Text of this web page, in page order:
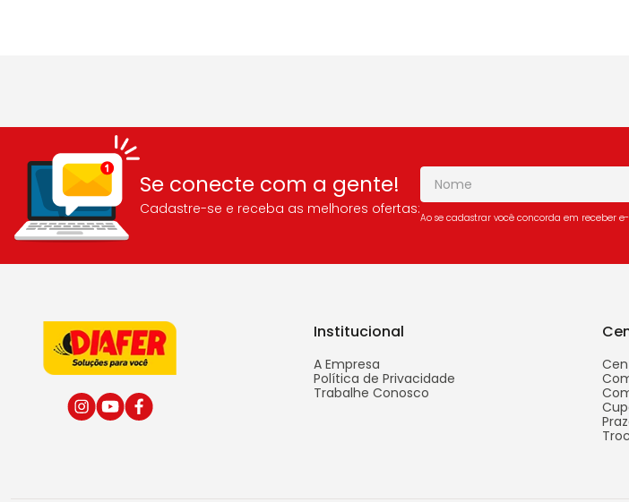
Se conecte com a gente!
Cadastre-se e receba as melhores ofertas:
Ao se cadastrar você concorda em receber
Institucional
A Empresa
Política de Privacidade
Trabalhe Conosco